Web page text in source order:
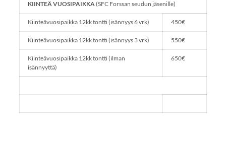
KIINTEÄ VUOSIPAIKKA (SFC Forssan seudun jäsenille)
Kiinteävuosipaikka 12kk tontti (isännyys 6 vrk) 450€
Kiinteävuosipaikka 12kk tontti (isännyys 3 vrk) 550€
Kiinteävuosipaikka 12kk tontti (ilman
isännyyttä)
650€